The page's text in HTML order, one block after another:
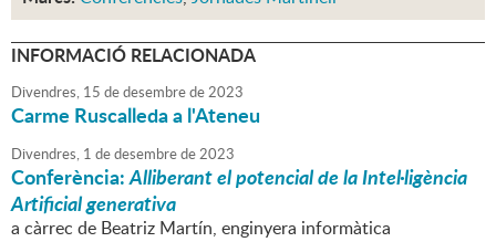
INFORMACIÓ RELACIONADA
Divendres, 15 dedesembrede2023
Carme Ruscalleda a l'Ateneu
Divendres, 1 dedesembrede2023
Conferència:Alliberant el potencial de la Intel·ligència
Artificial generativa
a càrrec de Beatriz Martín, enginyera informàtica